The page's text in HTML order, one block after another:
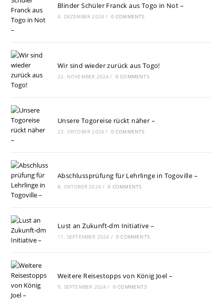
Blinder Schüler Franck aus Togo in Not –
4. DEZEMBER 2024 / 0 COMMENTS
Wir sind wieder zurück aus Togo!
22. NOVEMBER 2024 / 0 COMMENTS
Unsere Togoreise rückt näher –
23. OKTOBER 2024 / 0 COMMENTS
Abschlussprüfung für Lehrlinge in Togoville –
8. OKTOBER 2024 / 0 COMMENTS
Lust an Zukunft-dm Initiative –
11. SEPTEMBER 2024 / 0 COMMENTS
Weitere Reisestopps von König Joel –
9. SEPTEMBER 2024 / 0 COMMENTS